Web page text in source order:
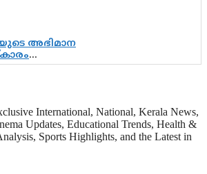
അഭിമാന
മികവ് ശീലമാകട്ടെ
International, National, Kerala News,
Updates, Educational Trends, Health &
Sports Highlights, and the Latest in